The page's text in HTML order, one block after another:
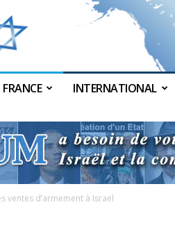
FRANCE INTERNATIONAL
ventes d’armement à Israël